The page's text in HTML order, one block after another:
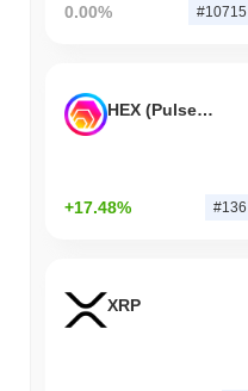
0.00% #10715
HEX (Pulsechain)
+17.48% #136
XRP